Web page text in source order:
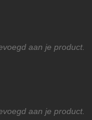
aan je product.
aan je product.